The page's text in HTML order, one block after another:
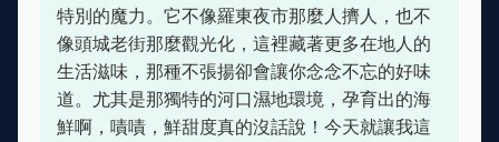
特別的魔力。它不像羅東夜市那麼人擠人，也不
像頭城老街那麼觀光化，這裡藏著更多在地人的
生活滋味，那種不張揚卻會讓你念念不忘的好味
道。尤其是那獨特的河口濕地環境，孕育出的海
鮮啊，嘖嘖，鮮甜度真的沒話說！今天就讓我這